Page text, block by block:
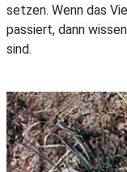
setzen. Wenn das
passiert, dann
sind.